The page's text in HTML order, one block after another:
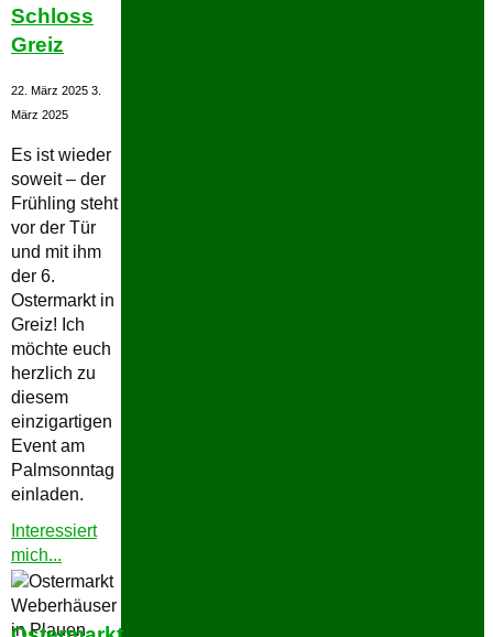
Schloss
Greiz
22. März 20253.
März 2025
Es ist wieder
soweit – der
Frühling steht
vor der Tür
und mit ihm
der 6.
Ostermarkt in
Greiz! Ich
möchte euch
herzlich zu
diesem
einzigartigen
Event am
Palmsonntag
einladen.
Interessiert
mich...
im
Unteren
Schloss